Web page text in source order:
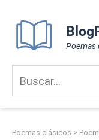
content
Poemas
Poemas clásicos >